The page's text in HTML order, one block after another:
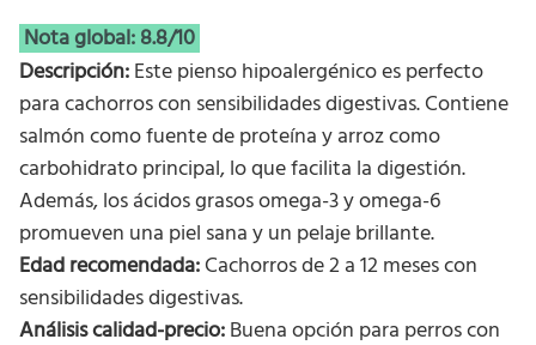
Nota global: 8.8/10
Descripción:Este pienso hipoalergénico es perfecto
para cachorros con sensibilidades digestivas. Contiene
salmón como fuente de proteína y arroz como
carbohidrato principal, lo que facilita la digestión.
Además, los ácidos grasos omega-3 y omega-6
promueven una piel sana y un pelaje brillante.
Edad recomendada:Cachorros de 2 a 12 meses con
sensibilidades digestivas.
Análisis calidad-precio:Buena opción para perros con